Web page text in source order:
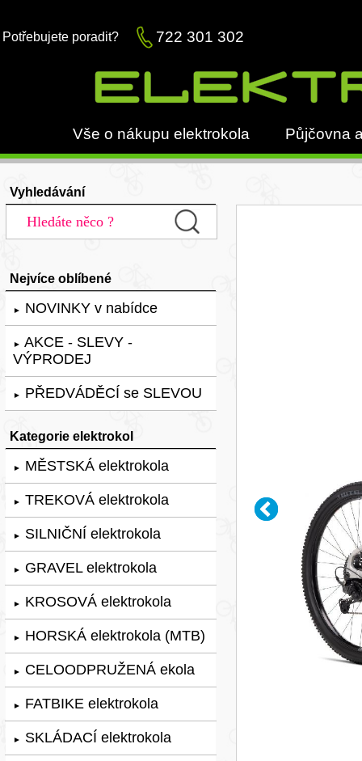
Potřebujete poradit? 722 301 302
Vše o nákupu elektrokola Půjčovna
Vyhledávání
Nejvíce oblíbené
► NOVINKY v nabídce
► AKCE - SLEVY -
VÝPRODEJ
► PŘEDVÁDĚCÍ se SLEVOU
Kategorie elektrokol
► MĚSTSKÁ elektrokola
► TREKOVÁ elektrokola
► SILNIČNÍ elektrokola
► GRAVEL elektrokola
► KROSOVÁ elektrokola
► HORSKÁ elektrokola (MTB)
► CELOODPRUŽENÁ ekola
► FATBIKE elektrokola
► SKLÁDACÍ elektrokola